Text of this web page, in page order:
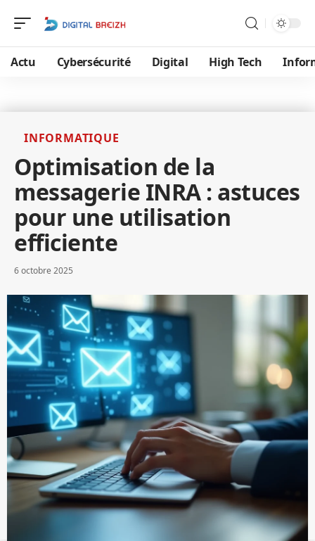
Actu Cybersécurité Digital High Tech
INFORMATIQUE
Optimisation de la
messagerie INRA : astuces
pour une utilisation
efficiente
6 octobre 2025